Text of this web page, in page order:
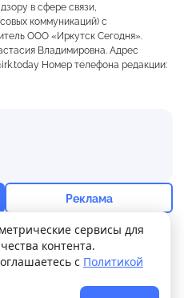
как +27
756 мм 53%
в сфере связи,
коммуникаций) с
ООО «Иркутск Сегодня».
Владимировна. Адрес
Номер телефона редакции:
Прислать новость
Реклама
сервисы для
контента.
с Политикой